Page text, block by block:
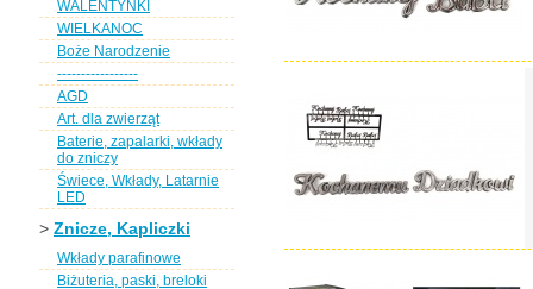
WALENTYNKI
WIELKANOC
Boże Narodzenie
-----------------
AGD
Art. dla zwierząt
Baterie, zapalarki, wkłady
do zniczy
Świece, Wkłady, Latarnie
LED
> Znicze, Kapliczki
Wkłady parafinowe
Biżuteria, paski, breloki